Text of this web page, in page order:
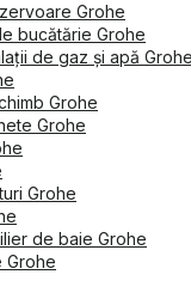
Grohe
bucătărie Grohe
de gaz și apă Grohe
Grohe
Grohe
Grohe
de baie Grohe
Grohe